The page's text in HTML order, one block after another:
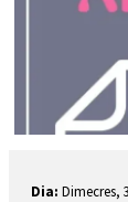
Dia: Dimecres,